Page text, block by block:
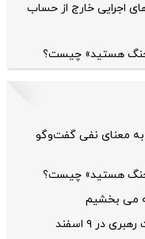
اجرایی خارج از حساب
هستید» چیست؟
معنای نفی گفت‌وگو
هستید» چیست؟
می بخشیم
در ۹ اسفند